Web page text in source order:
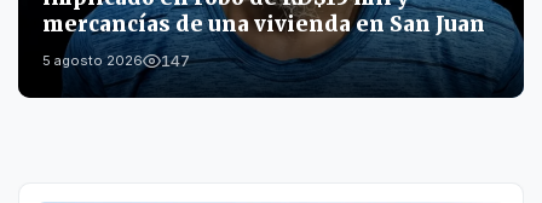
mercancías de una vivienda en San Juan
5 agosto 2026 147